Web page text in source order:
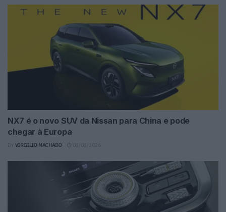
NX7 é o novo SUV da Nissan para China e pode
chegar à Europa
VIRGILIO MACHADO